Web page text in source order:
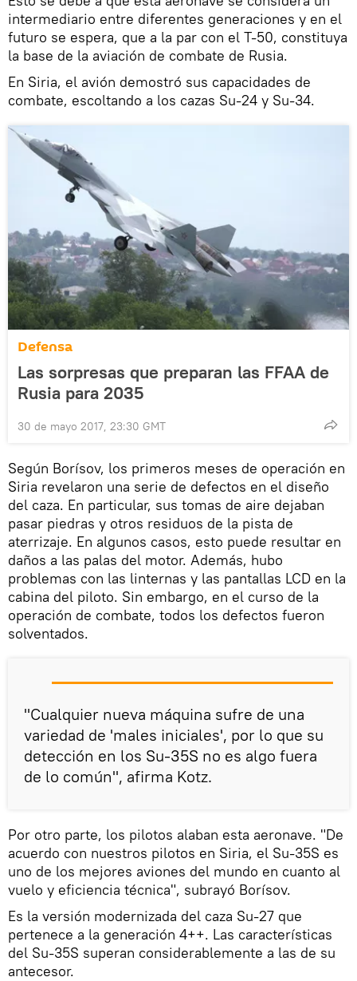
intermediario entre diferentes generaciones y en el
futuro se espera, que a la par con el T-50, constituya
la base de la aviación de combate de Rusia.
En Siria, el avión demostró sus capacidades de
combate, escoltando a los cazas Su-24 y Su-34.
Defensa
Las sorpresas que preparan las FFAA de
Rusia para 2035
30 de mayo 2017, 23:30 GMT
Según Borísov, los primeros meses de operación en
Siria revelaron una serie de defectos en el diseño
del caza. En particular, sus tomas de aire dejaban
pasar piedras y otros residuos de la pista de
aterrizaje. En algunos casos, esto puede resultar en
daños a las palas del motor. Además, hubo
problemas con las linternas y las pantallas LCD en la
cabina del piloto. Sin embargo, en el curso de la
operación de combate, todos los defectos fueron
solventados.
"Cualquier nueva máquina sufre de una
variedad de 'males iniciales', por lo que su
detección en los Su-35S no es algo fuera
de lo común", afirma Kotz.
Por otro parte, los pilotos alaban esta aeronave. "De
acuerdo con nuestros pilotos en Siria, el Su-35S es
uno de los mejores aviones del mundo en cuanto al
vuelo y eficiencia técnica", subrayó Borísov.
Es la versión modernizada del caza Su-27 que
pertenece a la generación 4++. Las características
del Su-35S superan considerablemente a las de su
antecesor.